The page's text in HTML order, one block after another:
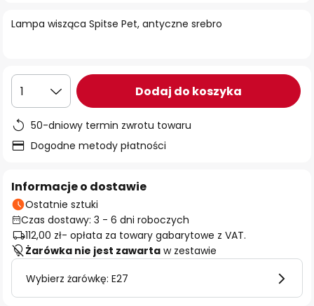
Lampa wisząca Spitse Pet, antyczne srebro
1 Dodaj do koszyka
50-dniowy termin zwrotu towaru
Dogodne metody płatności
Informacje o dostawie
Ostatnie sztuki
Czas dostawy: 3 - 6 dni roboczych
112,00 zł- opłata za towary gabarytowe z VAT.
Żarówka nie jest zawarta w zestawie
Wybierz żarówkę: E27